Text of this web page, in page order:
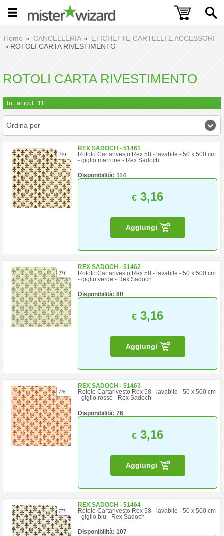
Home CANCELLERIA
ETICHETTE-CARTELLI E ACCESSORI
ROTOLI CARTA RIVESTIMENTO
ROTOLI CARTA RIVESTIMENTO
Tot. articoli: 11
Ordina per
REX SADOCH - 51461
Rotolo Cartarivesto Rex 58 - lavabile - 50 x 500 cm
- giglio marrone - Rex Sadoch
Disponibilità: 114
€ 3,16
Aggiungi
REX SADOCH - 51462
Rotolo Cartarivesto Rex 58 - lavabile - 50 x 500 cm
- giglio verde - Rex Sadoch
Disponibilità: 80
€ 3,16
Aggiungi
REX SADOCH - 51463
Rotolo Cartarivesto Rex 58 - lavabile - 50 x 500 cm
- giglio rosso - Rex Sadoch
Disponibilità: 76
€ 3,16
Aggiungi
REX SADOCH - 51464
Rotolo Cartarivesto Rex 58 - lavabile - 50 x 500 cm
- giglio blu - Rex Sadoch
Disponibilità: 107